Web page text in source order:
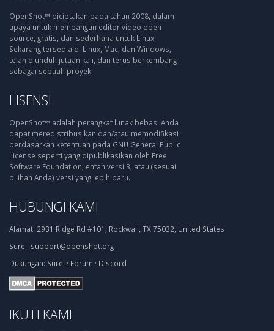
OpenShot™ diciptakan pada tahun 2008, dalam
upaya untuk membangun editor video open-
source, gratis, dan sederhana untuk Linux.
Sekarang tersedia di Linux, Mac, dan Windows,
telah diunduh jutaan kali, dan terus berkembang
sebagai sebuah proyek!
LISENSI
OpenShot™ adalah perangkat lunak bebas: Anda
dapat meredistribusikan dan/atau memodifikasi
berdasarkan ketentuan pada GNU General Public
License seperti yang dipublikasikan oleh Free
Software Foundation, entah versi 3, atau (sesuai
pilihan Anda) versi yang lebih baru.
HUBUNGI KAMI
Alamat: 2931 Ridge Rd #101, Rockwall, TX 75032, United States
Surel: support@openshot.org
Dukungan: Surel · Forum · Discord
IKUTI KAMI